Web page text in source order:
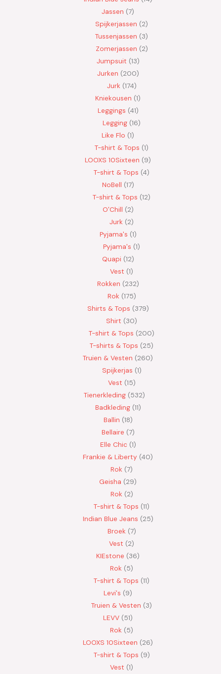
Jassen 7
Spijkerjassen
2
Tussenjassen
3
Zomerjassen 2
Jumpsuit 13
Jurken 200
Jurk 174
Kniekousen 1
Leggings 41
Legging 16
Like Flo 1
T-shirt & Tops 1
LOOXS 10Sixteen
9
T-shirt & Tops 4
NoBell 17
T-shirt & Tops 12
O'Chill 2
Jurk 2
Pyjama's 1
Pyjama's 1
Quapi 12
Vest 1
Rokken 232
Rok 175
Shirts & Tops 379
Shirt
30
T-shirt & Tops
200
T-shirts & Tops
25
Truien & Vesten
260
Spijkerjas 1
Vest 15
Tienerkleding 532
Badkleding 11
Ballin 18
Bellaire 7
Elle Chic 1
Frankie & Liberty 40
Rok 7
Geisha
29
Rok 2
T-shirt & Tops 11
Indian Blue Jeans 25
Broek 7
Vest
2
KIEstone
36
Rok 5
T-shirt & Tops 11
Levi's
9
Truien & Vesten
3
LEVV 51
Rok 5
LOOXS 10Sixteen
26
T-shirt & Tops 9
Vest 1